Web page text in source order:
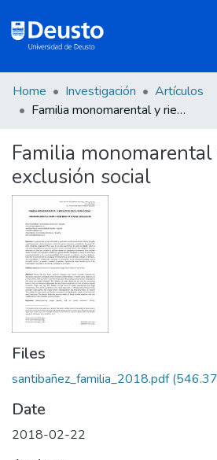
DeustoTeka
Communities
&
Collections
All of DSpace
Statistics
Policies
Home Investigación
Artículos
Familia monomarental y riesgo de exclusión social
Familia
exclusión social
Files
santibañez_familia_2018.pdf
Date
2018-02-22